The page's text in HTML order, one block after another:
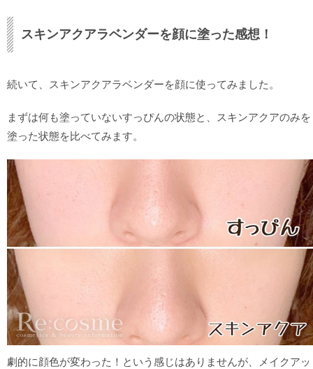
スキンアクアラベンダーを顔に塗った感想！
続いて、スキンアクアラベンダーを顔に使ってみました。
まずは何も塗っていないすっぴんの状態と、スキンアクアのみを
塗った状態を比べてみます。
劇的に顔色が変わった！という感じはありませんが、メイクアッ